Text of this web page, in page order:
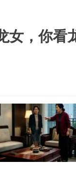
女，你看